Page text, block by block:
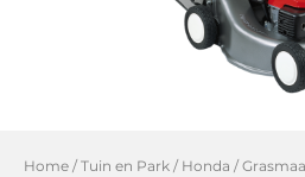
Home /Tuin en Park / Honda /